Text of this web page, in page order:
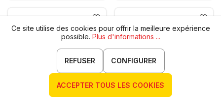
Prix de promotion En stock
Ce site utilise des cookies pour offrir la meilleure expérience
possible. Plus d'informations ...
REFUSER CONFIGURER
ACCEPTER TOUS LES COOKIES